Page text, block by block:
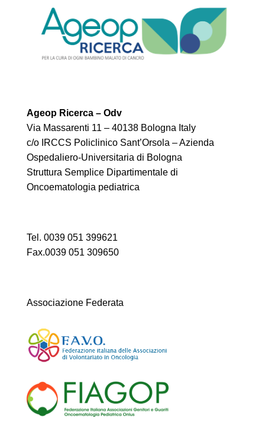
Ageop Ricerca – Odv
Via Massarenti 11 – 40138 Bologna Italy
c/o IRCCS Policlinico Sant’Orsola – Azienda
Ospedaliero-Universitaria di Bologna
Struttura Semplice Dipartimentale di
Oncoematologia pediatrica
Tel. 0039 051 399621
Fax.0039 051 309650
Associazione Federata